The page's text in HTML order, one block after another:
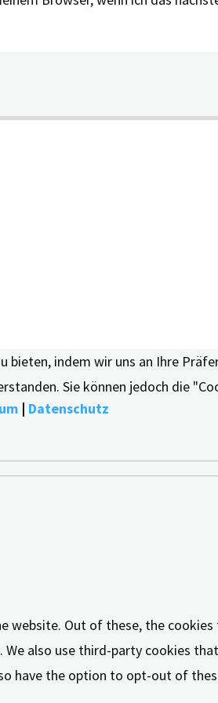
| Datenschutz
indem wir uns an Ihre
Sie können jedoch die
Out of these, the
also use third-party cookies
have the option to opt-out of